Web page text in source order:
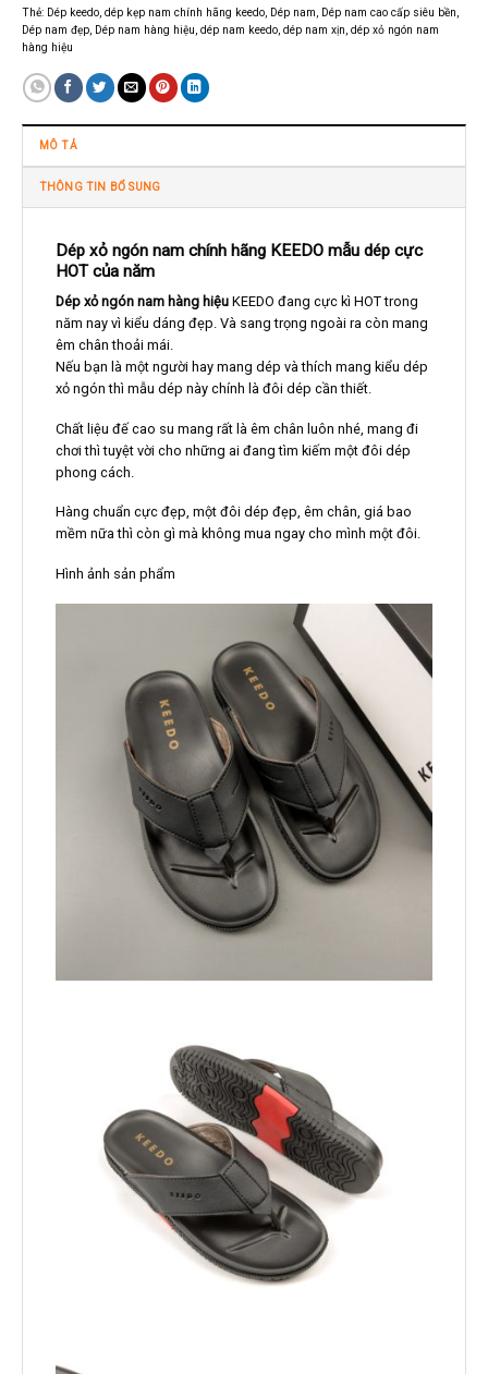
Thẻ: Dép keedo, dép kẹp nam chính hãng keedo, Dép nam Dép nam cao cấp siêu bền
Dép nam đẹp, Dép nam hàng hiệu dép nam keedo, dép nam xịn dép xỏ ngón nam
hàng hiệu
MÔ TẢ
THÔNG TIN BỔ SUNG
Dép xỏ ngón nam chính hãng KEEDO mẫu dép cực
HOT của năm
Dép xỏ ngón nam hàng hiệuKEEDO đang cực kì HOT trong
năm nay vì kiểu dáng đẹp. Và sang trọng ngoài ra còn mang
êm chân thoải mái.
Nếu bạn là một người hay mang dép và thích mang kiểu dép
xỏ ngón thì mẫu dép này chính là đôi dép cần thiết.
Chất liệu đế cao su mang rất là êm chân luôn nhé, mang đi
chơi thì tuyệt vời cho những ai đang tìm kiếm một đôi dép
phong cách.
Hàng chuẩn cực đẹp, một đôi dép đẹp, êm chân, giá bao
mềm nữa thì còn gì mà không mua ngay cho mình một đôi.
Hình ảnh sản phẩm